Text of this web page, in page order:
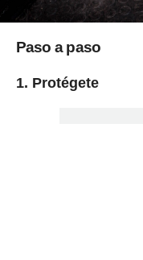
Paso a paso
1. Protégete